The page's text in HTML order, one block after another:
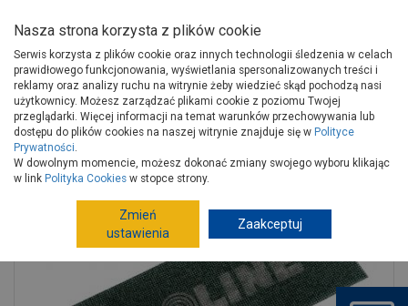
Strona główna Narzędzia
Narzędzia ręczne, warsztat
Materiały ścierne
Siatki
Siatka ścierna 10,5x29 cm gr. 60 PROLINE
Nasza strona korzysta z plików cookie
Serwis korzysta z plików cookie oraz innych technologii śledzenia w celach
prawidłowego funkcjonowania, wyświetlania spersonalizowanych treści i
reklamy oraz analizy ruchu na witrynie żeby wiedzieć skąd pochodzą nasi
użytkownicy. Możesz zarządzać plikami cookie z poziomu Twojej
przeglądarki. Więcej informacji na temat warunków przechowywania lub
dostępu do plików cookies na naszej witrynie znajduje się w Polityce
Prywatności.
W dowolnym momencie, możesz dokonać zmiany swojego wyboru klikając
w link Polityka Cookies w stopce strony.
Zmień
ustawienia
Zaakceptuj